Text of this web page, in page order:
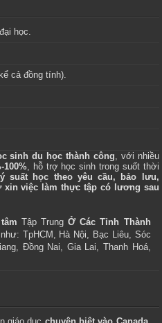
học.
cả đồng tính).
sinh du học thành công, với nhiều
100%, hỗ trợ học sinh trong suốt thời
suất học theo yêu cầu, bảo lưu,
việc làm thực tập có lương sau
Tập TrungỞ Các Tỉnh Thành
như: TpHCM, Hà Nội, Bạc Liêu, Sóc
Đồng Nai, Gia Lai, Thanh Hoá,